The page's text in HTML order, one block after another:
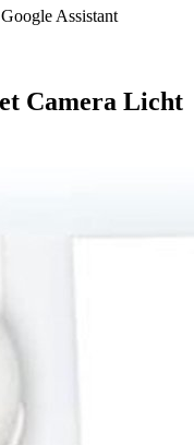
Assistant
Camera Licht